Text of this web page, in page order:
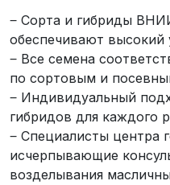
‒ Сорта и гибриды
обеспечивают высокий
‒ Все семена
по сортовым и
‒ Индивидуальный
гибридов для каждого
‒ Специалисты центра
исчерпывающие
возделывания